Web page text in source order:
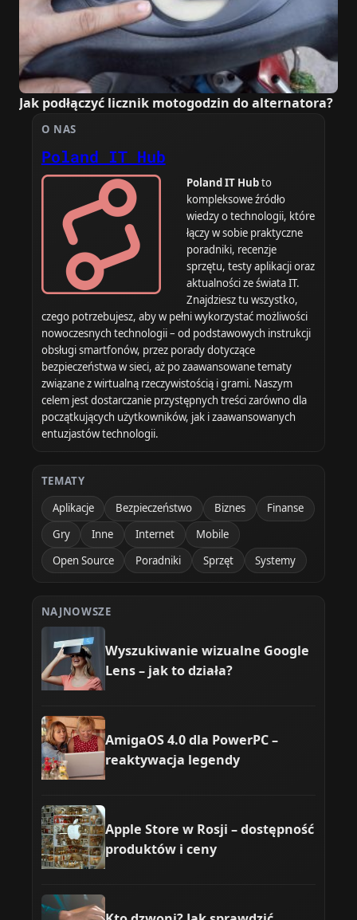
Jak podłączyć licznik motogodzin do alternatora?
O NAS
Poland IT Hub
Poland IT Hubto
kompleksowe źródło
wiedzy o technologii, które
łączy w sobie praktyczne
poradniki, recenzje
sprzętu, testy aplikacji oraz
aktualności ze świata IT.
Znajdziesz tu wszystko,
czego potrzebujesz, aby w pełni wykorzystać możliwości
nowoczesnych technologii – od podstawowych instrukcji
obsługi smartfonów, przez porady dotyczące
bezpieczeństwa w sieci, aż po zaawansowane tematy
związane z wirtualną rzeczywistością i grami. Naszym
celem jest dostarczanie przystępnych treści zarówno dla
początkujących użytkowników, jak i zaawansowanych
entuzjastów technologii.
TEMATY
Aplikacje
Bezpieczeństwo Biznes
Finanse
Gry
Inne Internet
Mobile
Open Source
Poradniki Sprzęt Systemy
NAJNOWSZE
Wyszukiwanie wizualne Google
Lens – jak to działa?
AmigaOS 4.0 dla PowerPC –
reaktywacja legendy
Apple Store w Rosji – dostępność
produktów i ceny